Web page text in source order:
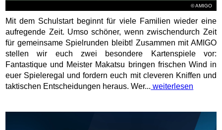
© AMIGO
Mit dem Schulstart beginnt für viele Familien wieder eine
aufregende Zeit. Umso schöner, wenn zwischendurch Zeit
für gemeinsame Spielrunden bleibt! Zusammen mit AMIGO
stellen wir euch zwei besondere Kartenspiele vor:
Fantastique und Meister Makatsu bringen frischen Wind in
euer Spieleregal und fordern euch mit cleveren Kniffen und
taktischen Entscheidungen heraus. Wer... weiterlesen